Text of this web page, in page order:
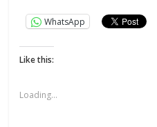
WhatsApp
Like this:
Loading...